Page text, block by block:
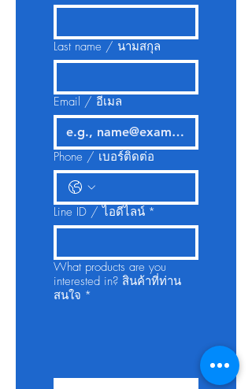
Last name / นามสกุล
Email / อีเมล
Phone / เบอร์ติดต่อ
Line ID / ไอดีไลน์ *
What products are you
interested in? สินค้าที่ท่าน
สนใจ *